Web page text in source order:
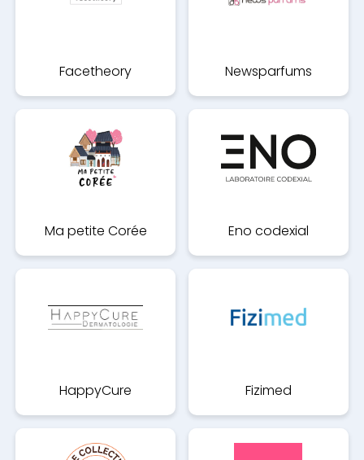
Facetheory Newsparfums
Ma petite Corée Eno codexial
HappyCure
Dermatologie
Fizimed